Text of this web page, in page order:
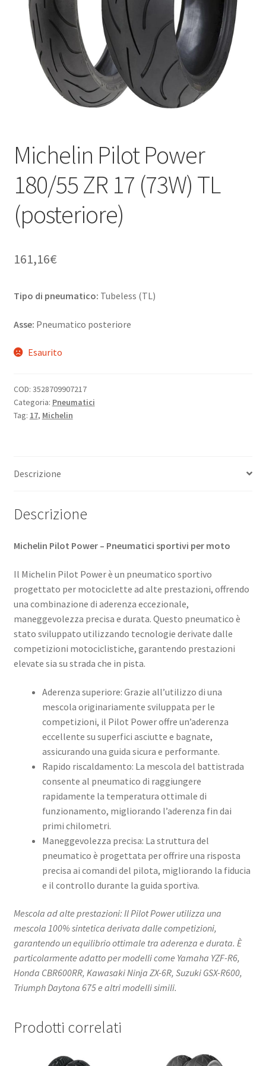
child
Michelin Pilot Power
180/55 ZR 17 (73W) TL
(posteriore)
161,16€
Tipo di pneumatico: Tubeless (TL)
Asse: Pneumatico posteriore
Esaurito
COD: 3528709907217
Categoria: Pneumatici
Tag: 17, Michelin
Descrizione
Descrizione
Michelin Pilot Power – Pneumatici sportivi per moto
Il Michelin Pilot Power è un pneumatico sportivo
progettato per motociclette ad alte prestazioni, offrendo
una combinazione di aderenza eccezionale,
maneggevolezza precisa e durata. Questo pneumatico è
stato sviluppato utilizzando tecnologie derivate dalle
competizioni motociclistiche, garantendo prestazioni
elevate sia su strada che in pista.
Aderenza superiore: Grazie all’utilizzo di una
mescola originariamente sviluppata per le
competizioni, il Pilot Power offre un’aderenza
eccellente su superfici asciutte e bagnate,
assicurando una guida sicura e performante.
Rapido riscaldamento: La mescola del battistrada
consente al pneumatico di raggiungere
rapidamente la temperatura ottimale di
funzionamento, migliorando l’aderenza fin dai
primi chilometri.
Maneggevolezza precisa: La struttura del
pneumatico è progettata per offrire una risposta
precisa ai comandi del pilota, migliorando la fiducia
e il controllo durante la guida sportiva.​
Mescola ad alte prestazioni: Il Pilot Power utilizza una
mescola 100% sintetica derivata dalle competizioni,
garantendo un equilibrio ottimale tra aderenza e durata. È
particolarmente adatto per modelli come Yamaha YZF-R6,
Honda CBR600RR, Kawasaki Ninja ZX-6R, Suzuki GSX-R600,
Triumph Daytona 675 e altri modelli simili.
Prodotti correlati